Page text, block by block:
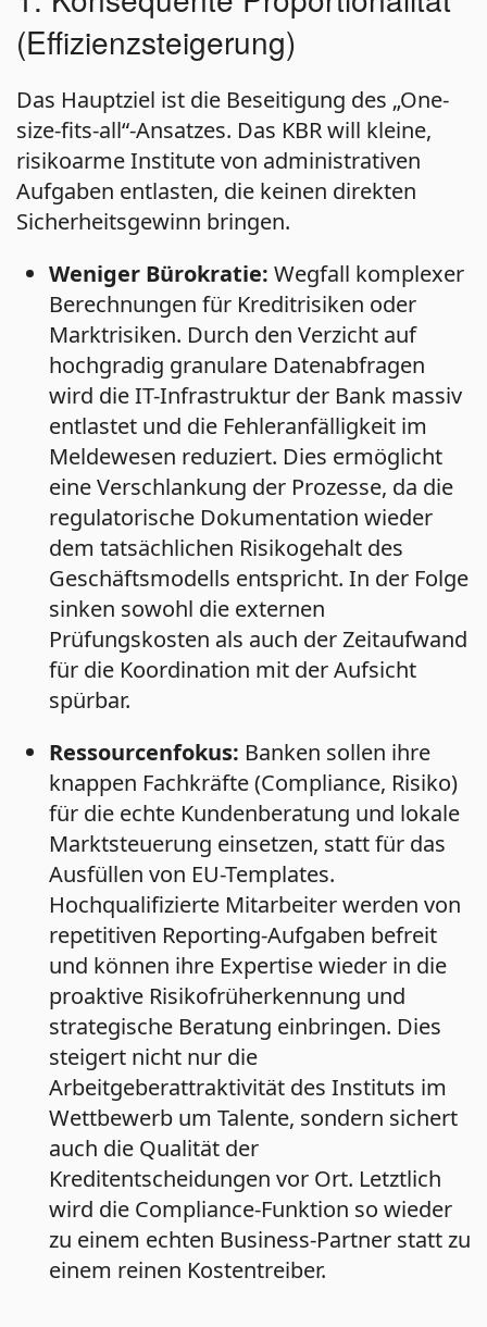
(Effizienzsteigerung)
Das Hauptziel ist die Beseitigung des „One-
size-fits-all“-Ansatzes. Das KBR will kleine,
risikoarme Institute von administrativen
Aufgaben entlasten, die keinen direkten
Sicherheitsgewinn bringen.
Weniger Bürokratie: Wegfall komplexer
Berechnungen für Kreditrisiken oder
Marktrisiken. Durch den Verzicht auf
hochgradig granulare Datenabfragen
wird die IT-Infrastruktur der Bank massiv
entlastet und die Fehleranfälligkeit im
Meldewesen reduziert. Dies ermöglicht
eine Verschlankung der Prozesse, da die
regulatorische Dokumentation wieder
dem tatsächlichen Risikogehalt des
Geschäftsmodells entspricht. In der Folge
sinken sowohl die externen
Prüfungskosten als auch der Zeitaufwand
für die Koordination mit der Aufsicht
spürbar.
Ressourcenfokus: Banken sollen ihre
knappen Fachkräfte (Compliance, Risiko)
für die echte Kundenberatung und lokale
Marktsteuerung einsetzen, statt für das
Ausfüllen von EU-Templates.
Hochqualifizierte Mitarbeiter werden von
repetitiven Reporting-Aufgaben befreit
und können ihre Expertise wieder in die
proaktive Risikofrüherkennung und
strategische Beratung einbringen. Dies
steigert nicht nur die
Arbeitgeberattraktivität des Instituts im
Wettbewerb um Talente, sondern sichert
auch die Qualität der
Kreditentscheidungen vor Ort. Letztlich
wird die Compliance-Funktion so wieder
zu einem echten Business-Partner statt zu
einem reinen Kostentreiber.